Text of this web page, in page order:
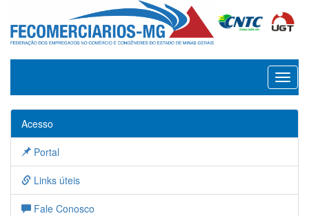
Acesso
Portal
Links úteis
Fale Conosco